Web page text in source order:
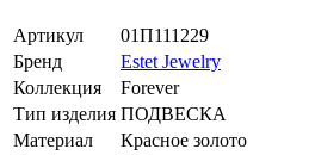
Артикул
01П111229
Бренд
Estet Jewelry
Коллекция
Forever
Тип изделия ПОДВЕСКА
Материал
Красное золото